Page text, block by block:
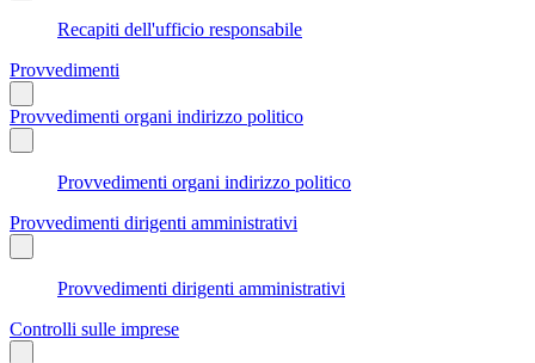
Recapiti dell'ufficio responsabile
Provvedimenti
Provvedimenti organi indirizzo politico
Provvedimenti organi indirizzo politico
Provvedimenti dirigenti amministrativi
Provvedimenti dirigenti amministrativi
Controlli sulle imprese